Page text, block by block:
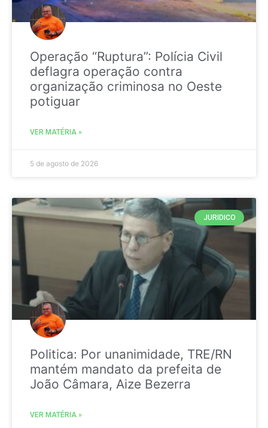
Operação “Ruptura”: Polícia Civil
deflagra operação contra
organização criminosa no Oeste
potiguar
VER MATÉRIA »
5 de agosto de 2026
JURIDICO
Politica: Por unanimidade, TRE/RN
mantém mandato da prefeita de
João Câmara, Aize Bezerra
VER MATÉRIA »